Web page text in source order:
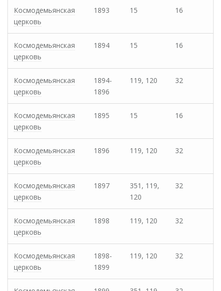
Космодемьянская
церковь
1893 15 16
Космодемьянская
церковь
1894 15 16
Космодемьянская
церковь
1894-
1896
119, 120 32
Космодемьянская
церковь
1895 15 16
Космодемьянская
церковь
1896 119, 120 32
Космодемьянская
церковь
1897
351, 119,
120
32
Космодемьянская
церковь
1898 119, 120 32
Космодемьянская
церковь
1898-
1899
119, 120 32